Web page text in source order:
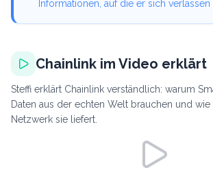
Informationen, auf die er sich verlassen
Chainlink im Video erklärt
Steffi erklärt Chainlink verständlich: warum
Daten aus der echten Welt brauchen und wie
Netzwerk sie liefert.